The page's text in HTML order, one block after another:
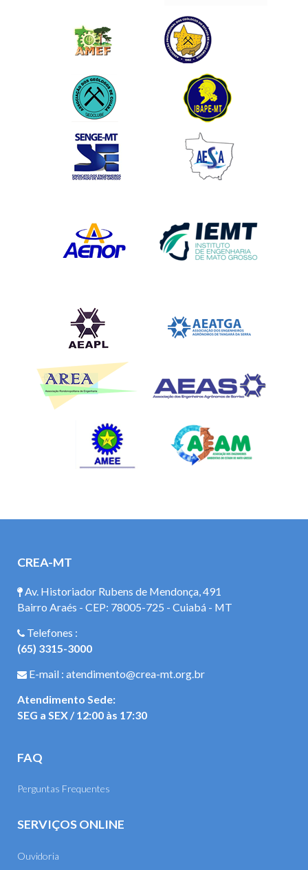
CREA-MT
Av. Historiador Rubens de Mendonça, 491
Bairro Araés - CEP: 78005-725 - Cuiabá - MT
Telefones :
(65) 3315-3000
E-mail : atendimento@crea-mt.org.br
Atendimento Sede:
SEG a SEX / 12:00 às 17:30
FAQ
Perguntas Frequentes
SERVIÇOS ONLINE
Ouvidoria